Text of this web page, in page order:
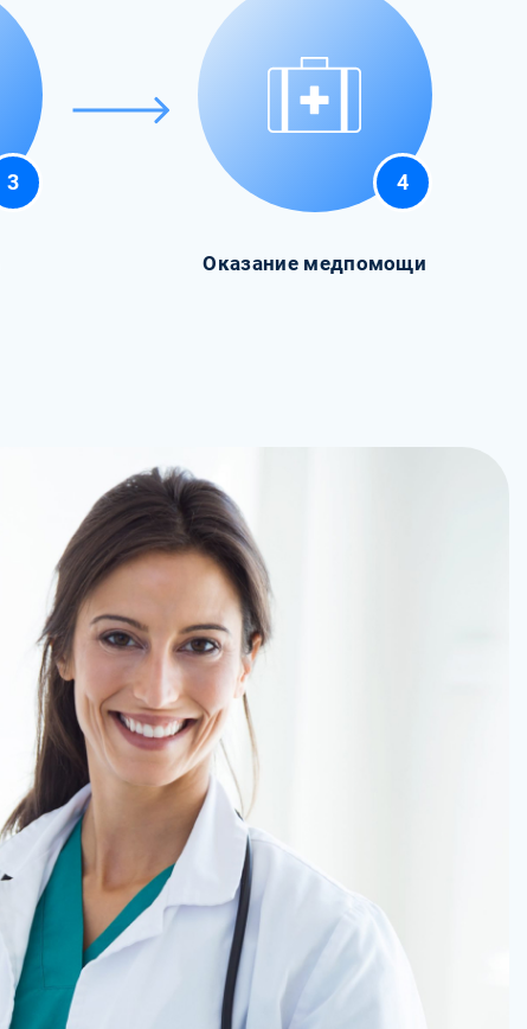
3 4
Оказание медпомощи